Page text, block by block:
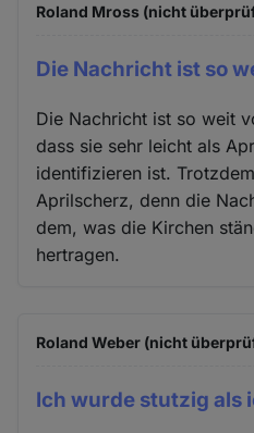
Roland Mross (nicht
Die Nachricht ist so
Die Nachricht ist so weit
dass sie sehr leicht als
identifizieren ist.
Aprilscherz, denn die
dem, was die Kirchen
hertragen.
Roland Weber (nicht
Ich wurde stutzig als